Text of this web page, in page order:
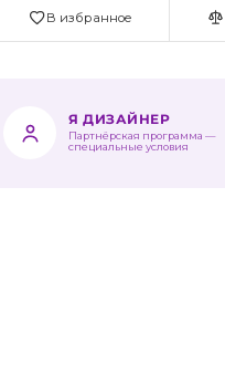
В избранное
Я ДИЗАЙНЕР
Партнёрская программа —
специальные условия